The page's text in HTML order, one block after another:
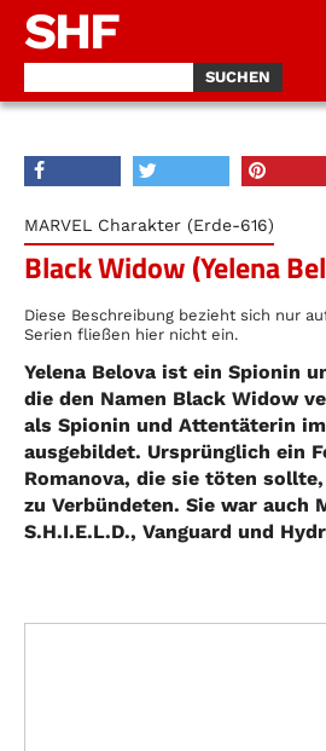
SHF
MARVEL Charakter (Erde-616)
Black Widow (Yelena
Diese Beschreibung bezieht sich nur
Serien fließen hier nicht ein.
Yelena Belova ist ein Spionin
die den Namen Black Widow
als Spionin und Attentäterin im
ausgebildet. Ursprünglich ein
Romanova, die sie töten
zu Verbündeten. Sie war auch
S.H.I.E.L.D., Vanguard und